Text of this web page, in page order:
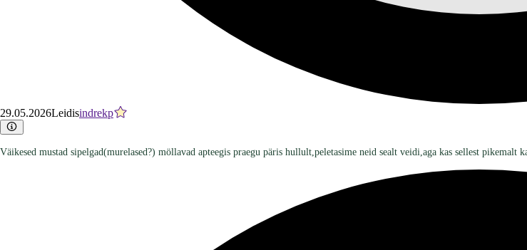
29.05.2026Leidisindrekp
Väikesed mustad sipelgad(murelased?) möllavad apteegis praegu päris hullult,peletasime neid sealt veidi,aga kas sellest pikemalt